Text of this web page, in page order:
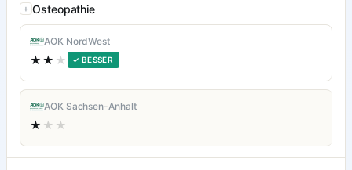
Osteopathie
AOK NordWest
★★ ★ ✓ BESSER
AOK Sachsen-Anhalt
★ ★★